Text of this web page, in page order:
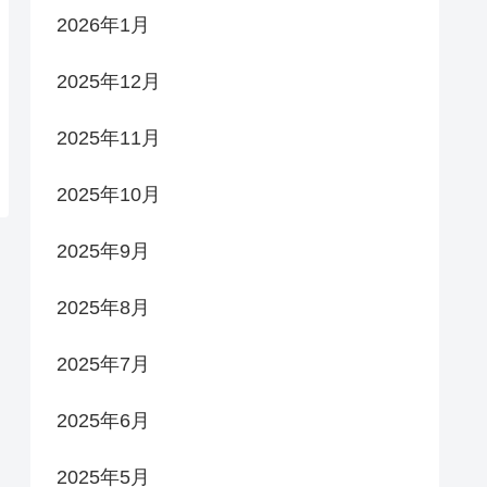
2026年1月
2025年12月
2025年11月
2025年10月
2025年9月
2025年8月
2025年7月
2025年6月
2025年5月